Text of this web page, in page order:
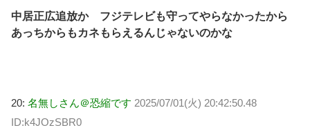
中居正広追放か フジテレビも守ってやらなかったから
あっちからもカネもらえるんじゃないのかな
20: 名無しさん＠恐縮です 2025/07/01(火) 20:42:50.48
ID:k4JOzSBR0